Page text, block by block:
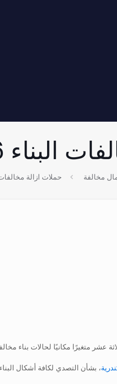
6/5/2026
مخالفة حملات ازالة مخالفات
عشر متغيرًا مكانيًا لحالات بناء
، بشأن التصدي لكافة أشكال